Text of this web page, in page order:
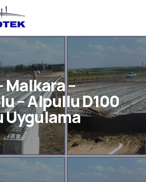
Malkara –
– Alpullu D100
Uygulama